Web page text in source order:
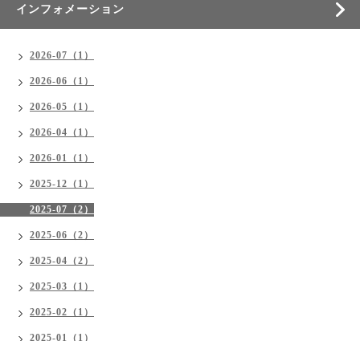
インフォメーション
2026-07（1）
2026-06（1）
2026-05（1）
2026-04（1）
2026-01（1）
2025-12（1）
2025-07（2）
2025-06（2）
2025-04（2）
2025-03（1）
2025-02（1）
2025-01（1）